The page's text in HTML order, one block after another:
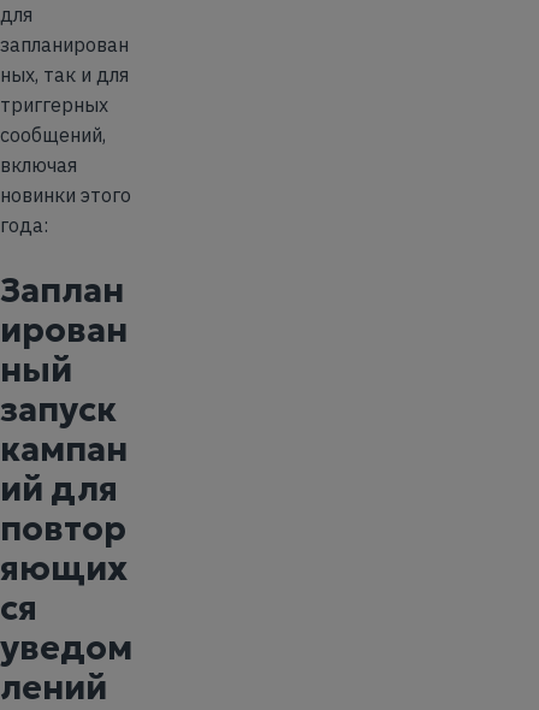
для
запланирован
ных, так и для
триггерных
сообщений,
включая
новинки этого
года:
Заплан
ирован
ный
запуск
кампан
ий для
повтор
яющих
ся
уведом
лений